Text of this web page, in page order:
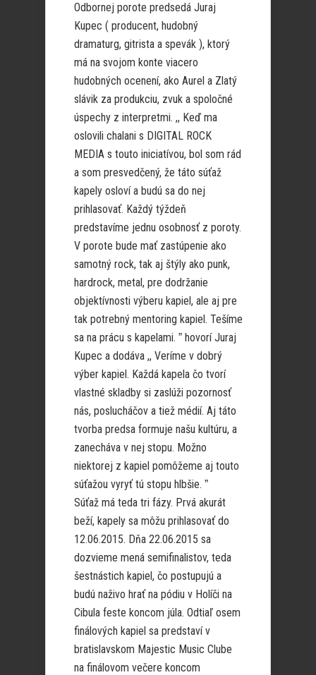
Odbornej porote predsedá Juraj
Kupec ( producent, hudobný
dramaturg, gitrista a spevák ), ktorý
má na svojom konte viacero
hudobných ocenení, ako Aurel a Zlatý
slávik za produkciu, zvuk a spoločné
úspechy z interpretmi. ,, Keď ma
oslovili chalani s DIGITAL ROCK
MEDIA s touto iniciatívou, bol som rád
a som presvedčený, že táto súťaž
kapely osloví a budú sa do nej
prihlasovať. Každý týždeň
predstavíme jednu osobnosť z poroty.
V porote bude mať zastúpenie ako
samotný rock, tak aj štýly ako punk,
hardrock, metal, pre dodržanie
objektívnosti výberu kapiel, ale aj pre
tak potrebný mentoring kapiel. Tešíme
sa na prácu s kapelami. ˮ hovorí Juraj
Kupec a dodáva ,, Veríme v dobrý
výber kapiel. Každá kapela čo tvorí
vlastné skladby si zaslúži pozornosť
nás, poslucháčov a tiež médií. Aj táto
tvorba predsa formuje našu kultúru, a
zanecháva v nej stopu. Možno
niektorej z kapiel pomôžeme aj touto
súťažou vyryť tú stopu hlbšie. ˮ
Súťaž má teda tri fázy. Prvá akurát
beží, kapely sa môžu prihlasovať do
12.06.2015. Dňa 22.06.2015 sa
dozvieme mená semifinalistov, teda
šestnástich kapiel, čo postupujú a
budú naživo hrať na pódiu v Holíči na
Cibula feste koncom júla. Odtiaľ osem
finálových kapiel sa predstaví v
bratislavskom Majestic Music Clube
na finálovom večere koncom